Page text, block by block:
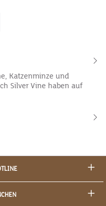
Katzenminze und
Silver Vine haben auf